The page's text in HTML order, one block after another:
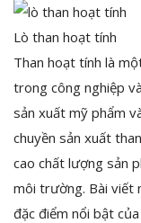
Lò than hoạt tính
Than hoạt tính là
trong công nghiệp
sản xuất mỹ phẩm
chuyền sản xuất
cao chất lượng sản
môi trường. Bài viết
đặc điểm nổi bật